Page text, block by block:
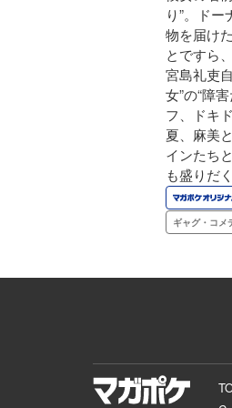
り”。ド
物を届け
とですら
宮島礼吏
女”の“障
フ、ドキ
夏、麻美
インたち
も盛りだ
ギャグ・コメ